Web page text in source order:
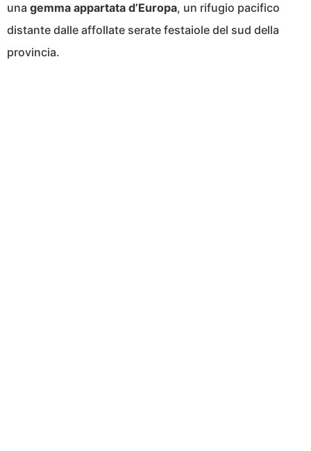
una gemma appartata d’Europa, un rifugio pacifico
distante dalle affollate serate festaiole del sud della
provincia.